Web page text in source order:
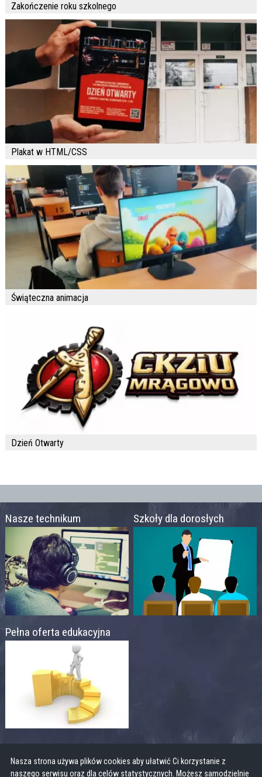
Zakończenie roku szkolnego
Plakat w HTML/CSS
Świąteczna animacja
Dzień Otwarty
Nasze technikum Szkoły dla dorosłych
Pełna oferta edukacyjna
Nasza strona używa plików cookies aby ułatwić Ci korzystanie z
naszego serwisu oraz dla celów statystycznych. Możesz samodzielnie